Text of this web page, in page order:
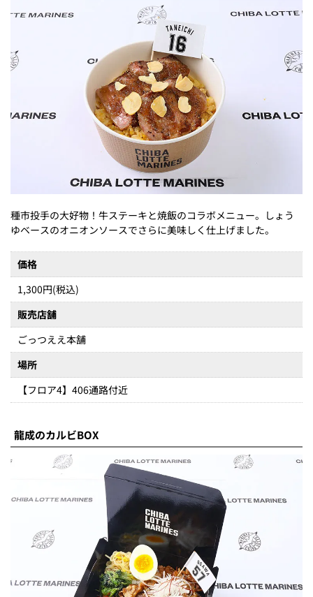
種市投手の大好物！牛ステーキと焼飯のコラボメニュー。しょう
ゆベースのオニオンソースでさらに美味しく仕上げました。
価格
1,300円(税込)
販売店舗
ごっつええ本舗
場所
【フロア4】406通路付近
龍成のカルビBOX